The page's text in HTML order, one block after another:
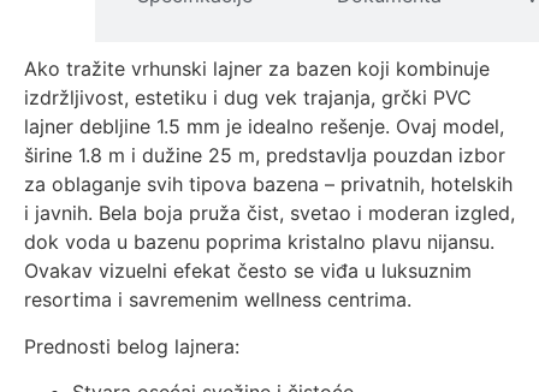
Ako tražite vrhunski lajner za bazen koji kombinuje
izdržljivost, estetiku i dug vek trajanja, grčki PVC
lajner debljine 1.5 mm je idealno rešenje. Ovaj model,
širine 1.8 m i dužine 25 m, predstavlja pouzdan izbor
za oblaganje svih tipova bazena – privatnih, hotelskih
i javnih. Bela boja pruža čist, svetao i moderan izgled,
dok voda u bazenu poprima kristalno plavu nijansu.
Ovakav vizuelni efekat često se viđa u luksuznim
resortima i savremenim wellness centrima.
Prednosti belog lajnera: